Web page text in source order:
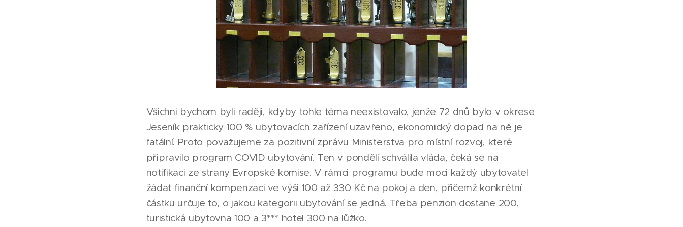
Všichni bychom byli raději, kdyby tohle téma neexistovalo, jenže 72 dnů bylo v okrese
Jeseník prakticky 100 % ubytovacích zařízení uzavřeno, ekonomický dopad na ně je
fatální. Proto považujeme za pozitivní zprávu Ministerstva pro místní rozvoj, které
připravilo program COVID ubytování. Ten v pondělí schválila vláda, čeká se na
notifikaci ze strany Evropské komise. V rámci programu bude moci každý ubytovatel
žádat finanční kompenzaci ve výši 100 až 330 Kč na pokoj a den, přičemž konkrétní
částku určuje to, o jakou kategorii ubytování se jedná. Třeba penzion dostane 200,
turistická ubytovna 100 a 3*** hotel 300 na lůžko.